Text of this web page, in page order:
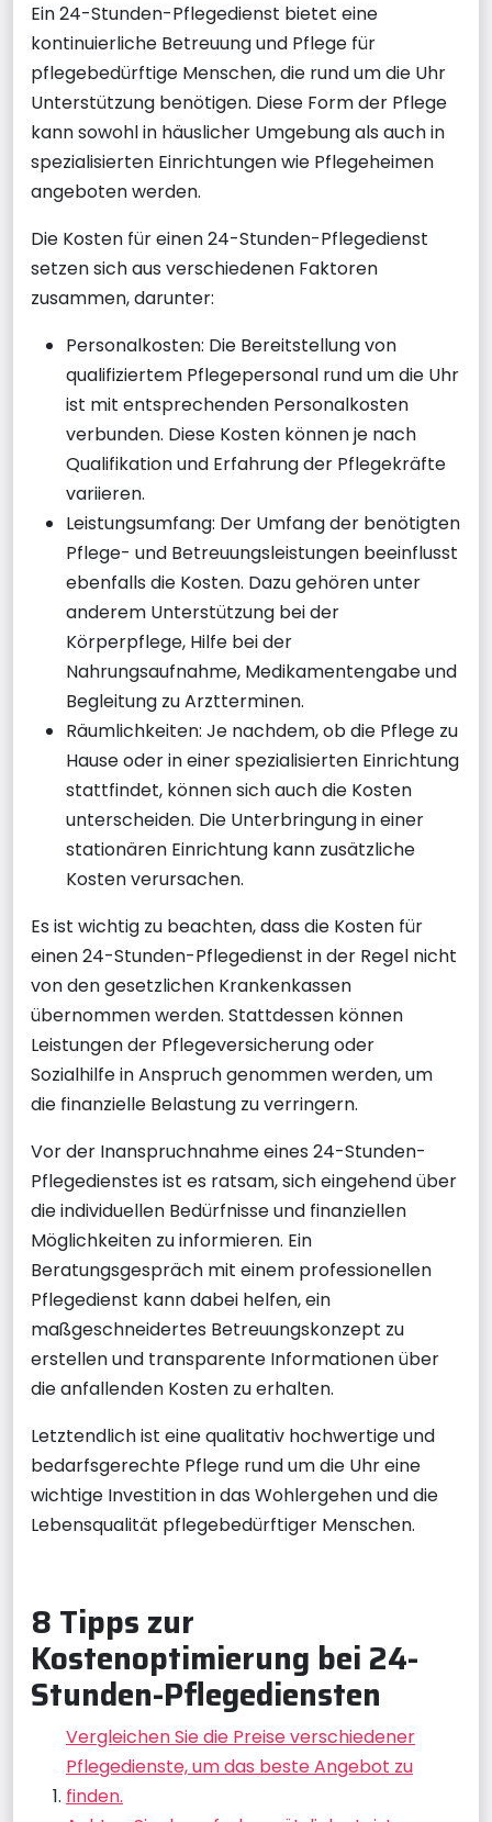
Ein 24-Stunden-Pflegedienst bietet eine
kontinuierliche Betreuung und Pflege für
pflegebedürftige Menschen, die rund um die Uhr
Unterstützung benötigen. Diese Form der Pflege
kann sowohl in häuslicher Umgebung als auch in
spezialisierten Einrichtungen wie Pflegeheimen
angeboten werden.
Die Kosten für einen 24-Stunden-Pflegedienst
setzen sich aus verschiedenen Faktoren
zusammen, darunter:
Personalkosten: Die Bereitstellung von
qualifiziertem Pflegepersonal rund um die Uhr
ist mit entsprechenden Personalkosten
verbunden. Diese Kosten können je nach
Qualifikation und Erfahrung der Pflegekräfte
variieren.
Leistungsumfang: Der Umfang der benötigten
Pflege- und Betreuungsleistungen beeinflusst
ebenfalls die Kosten. Dazu gehören unter
anderem Unterstützung bei der
Körperpflege, Hilfe bei der
Nahrungsaufnahme, Medikamentengabe und
Begleitung zu Arztterminen.
Räumlichkeiten: Je nachdem, ob die Pflege zu
Hause oder in einer spezialisierten Einrichtung
stattfindet, können sich auch die Kosten
unterscheiden. Die Unterbringung in einer
stationären Einrichtung kann zusätzliche
Kosten verursachen.
Es ist wichtig zu beachten, dass die Kosten für
einen 24-Stunden-Pflegedienst in der Regel nicht
von den gesetzlichen Krankenkassen
übernommen werden. Stattdessen können
Leistungen der Pflegeversicherung oder
Sozialhilfe in Anspruch genommen werden, um
die finanzielle Belastung zu verringern.
Vor der Inanspruchnahme eines 24-Stunden-
Pflegedienstes ist es ratsam, sich eingehend über
die individuellen Bedürfnisse und finanziellen
Möglichkeiten zu informieren. Ein
Beratungsgespräch mit einem professionellen
Pflegedienst kann dabei helfen, ein
maßgeschneidertes Betreuungskonzept zu
erstellen und transparente Informationen über
die anfallenden Kosten zu erhalten.
Letztendlich ist eine qualitativ hochwertige und
bedarfsgerechte Pflege rund um die Uhr eine
wichtige Investition in das Wohlergehen und die
Lebensqualität pflegebedürftiger Menschen.
8 Tipps zur
Kostenoptimierung bei 24-
Stunden-Pflegediensten
Vergleichen Sie die Preise verschiedener
Pflegedienste, um das beste Angebot zu
finden.